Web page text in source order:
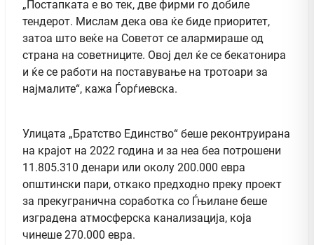
„Постапката е во тек, две фирми го добиле
тендерот. Мислам дека ова ќе биде приоритет,
затоа што веќе на Советот се алармираше од
страна на советниците. Овој дел ќе се бекатонира
и ќе се работи на поставување на тротоари за
најмалите“, кажа Ѓорѓиевска.
Улицата „Братство Единство“ беше реконтруирана
на крајот на 2022 година и за неа беа потрошени
11.805.310 денари или околу 200.000 евра
општински пари, откако предходно преку проект
за прекугранична соработка со Ѓњилане беше
изградена атмосферска канализација, која
чинеше 270.000 евра.